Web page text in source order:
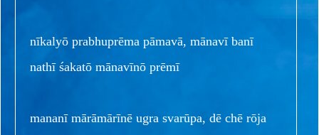
nīkalyō prabhuprēma pāmavā, mānavī banī
nathī śakatō mānavīnō prēmī
mananī mārāmārīnē ugra svarūpa, dē chē rōja